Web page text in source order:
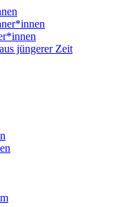
jüngerer Zeit